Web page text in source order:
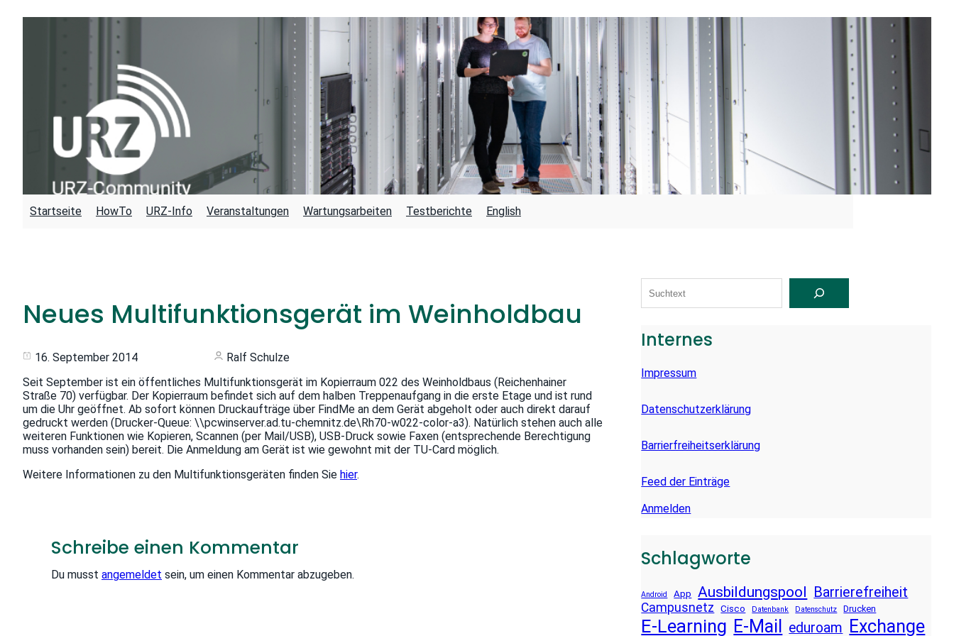
Startseite HowTo URZ-Info Veranstaltungen Wartungsarbeiten Testberichte English
Neues Multifunktionsgerät im Weinholdbau
16. September 2014
Ralf Schulze
Seit September ist ein öffentliches Multifunktionsgerät im Kopierraum 022 des Weinholdbaus (Reichenhainer
Straße 70) verfügbar. Der Kopierraum befindet sich auf dem halben Treppenaufgang in die erste Etage und ist rund
um die Uhr geöffnet. Ab sofort können Druckaufträge über FindMe an dem Gerät abgeholt oder auch direkt darauf
gedruckt werden (Drucker-Queue: \\pcwinserver.ad.tu-chemnitz.de\Rh70-w022-color-a3). Natürlich stehen auch alle
weiteren Funktionen wie Kopieren, Scannen (per Mail/USB), USB-Druck sowie Faxen (entsprechende Berechtigung
muss vorhanden sein) bereit. Die Anmeldung am Gerät ist wie gewohnt mit der TU-Card möglich.
Weitere Informationen zu den Multifunktionsgeräten finden Sie hier.
Schreibe einen Kommentar
Du musst angemeldet sein, um einen Kommentar abzugeben.
C
Internes
Impressum
Datenschutzerklärung
Barrierfreiheitserklärung
Feed der Einträge
Anmelden
Schlagworte
Android App Ausbildungspool Barrierefreiheit
Campusnetz Cisco Datenbank Datenschutz Drucken
E-Learning E-Mail eduroam Exchange